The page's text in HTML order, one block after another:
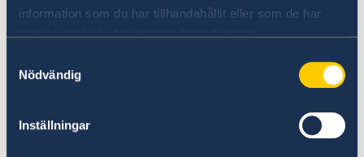
information som du har tillhandahållit eller som de har
Nödvändig
Inställningar
Around 300 people are expected to attend the
event, including researchers, representatives of
governmental and nongovernmental
Mozambican universities and other countries in
the region, the Minister of Science and